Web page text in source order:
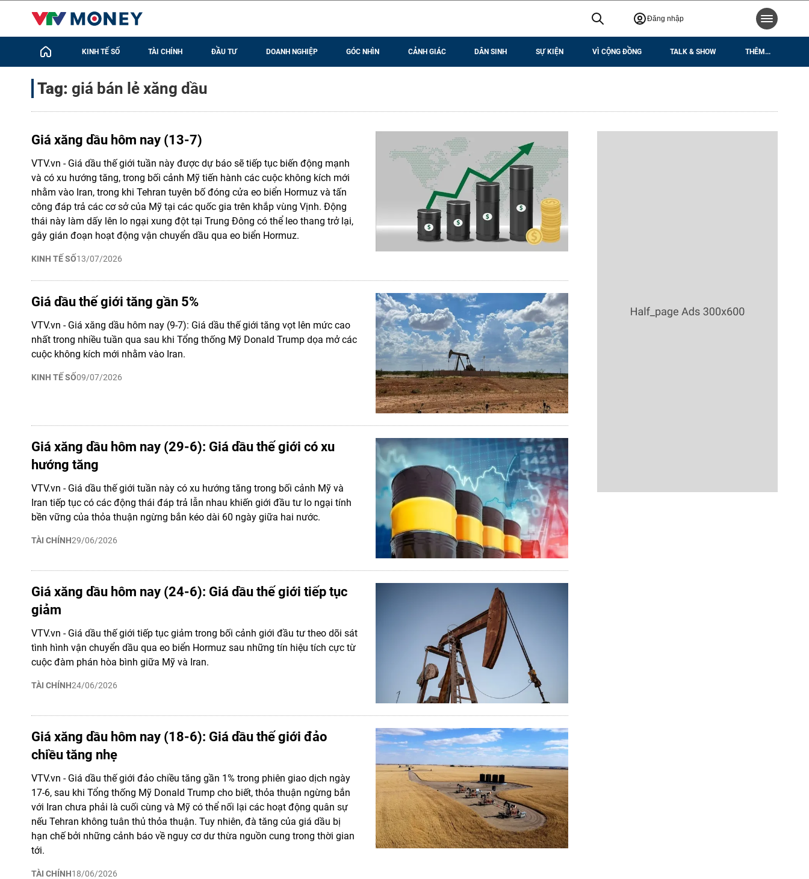
Đăng nhập
KINH TẾ SỐ TÀI CHÍNH ĐẦU TƯ DOANH NGHIỆP GÓC NHÌN CẢNH GIÁC DÂN SINH SỰ KIỆN VÌ CỘNG ĐỒNG TALK & SHOW THÊM...
Tag: giá bán lẻ xăng dầu
Giá xăng dầu hôm nay (13-7)
KINH TẾ SỐ13/07/2026
VTV.vn - Giá dầu thế giới tuần này được dự báo sẽ tiếp tục biến động mạnh
và có xu hướng tăng, trong bối cảnh Mỹ tiến hành các cuộc không kích mới
nhằm vào Iran, trong khi Tehran tuyên bố đóng cửa eo biển Hormuz và tấn
công đáp trả các cơ sở của Mỹ tại các quốc gia trên khắp vùng Vịnh. Động
thái này làm dấy lên lo ngại xung đột tại Trung Đông có thể leo thang trở lại,
gây gián đoạn hoạt động vận chuyển dầu qua eo biển Hormuz.
Giá dầu thế giới tăng gần 5%
KINH TẾ SỐ09/07/2026
VTV.vn - Giá xăng dầu hôm nay (9-7): Giá dầu thế giới tăng vọt lên mức cao
nhất trong nhiều tuần qua sau khi Tổng thống Mỹ Donald Trump dọa mở các
cuộc không kích mới nhằm vào Iran.
Giá xăng dầu hôm nay (29-6): Giá dầu thế giới có xu
hướng tăng
TÀI CHÍNH29/06/2026
VTV.vn - Giá dầu thế giới tuần này có xu hướng tăng trong bối cảnh Mỹ và
Iran tiếp tục có các động thái đáp trả lẫn nhau khiến giới đầu tư lo ngại tính
bền vững của thỏa thuận ngừng bắn kéo dài 60 ngày giữa hai nước.
Giá xăng dầu hôm nay (24-6): Giá dầu thế giới tiếp tục
giảm
TÀI CHÍNH24/06/2026
VTV.vn - Giá dầu thế giới tiếp tục giảm trong bối cảnh giới đầu tư theo dõi sát
tình hình vận chuyển dầu qua eo biển Hormuz sau những tín hiệu tích cực từ
cuộc đàm phán hòa bình giữa Mỹ và Iran.
Giá xăng dầu hôm nay (18-6): Giá dầu thế giới đảo
chiều tăng nhẹ
TÀI CHÍNH18/06/2026
VTV.vn - Giá dầu thế giới đảo chiều tăng gần 1% trong phiên giao dịch ngày
17-6, sau khi Tổng thống Mỹ Donald Trump cho biết, thỏa thuận ngừng bắn
với Iran chưa phải là cuối cùng và Mỹ có thể nối lại các hoạt động quân sự
nếu Tehran không tuân thủ thỏa thuận. Tuy nhiên, đà tăng của giá dầu bị
hạn chế bởi những cảnh báo về nguy cơ dư thừa nguồn cung trong thời gian
tới.